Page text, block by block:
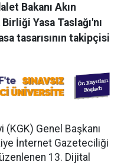
Bakanı Akın
Yasa Taslağı'nı
tasarısının takipçisi
(KGK) Genel Başkanı
İnternet Gazeteciliği
13. Dijital